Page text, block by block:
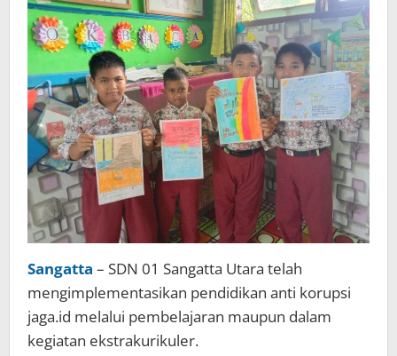
Sangatta – SDN 01 Sangatta Utara telah
mengimplementasikan pendidikan anti korupsi
jaga.id melalui pembelajaran maupun dalam
kegiatan ekstrakurikuler.